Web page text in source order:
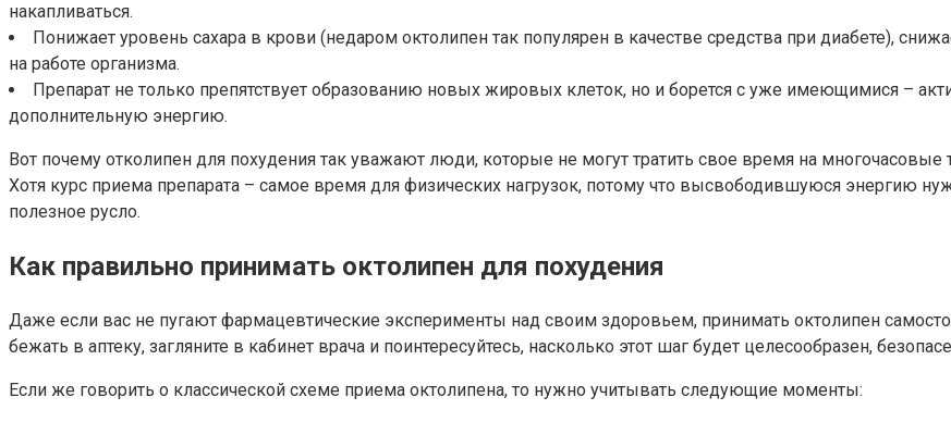
накапливаться.
Понижает уровень сахара в крови (недаром октолипен так популярен в качестве средства при диабете),
на работе организма.
Препарат не только препятствует образованию новых жировых клеток, но и борется с уже имеющимися –
дополнительную энергию.
Вот почему отколипен для похудения так уважают люди, которые не могут тратить свое время на
Хотя курс приема препарата – самое время для физических нагрузок, потому что высвободившуюся энергию
полезное русло.
Как правильно принимать октолипен для похудения
Даже если вас не пугают фармацевтические эксперименты над своим здоровьем, принимать октолипен
бежать в аптеку, загляните в кабинет врача и поинтересуйтесь, насколько этот шаг будет целесообразен,
Если же говорить о классической схеме приема октолипена, то нужно учитывать следующие моменты: